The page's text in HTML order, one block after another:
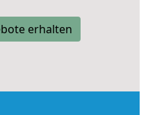
erhalten